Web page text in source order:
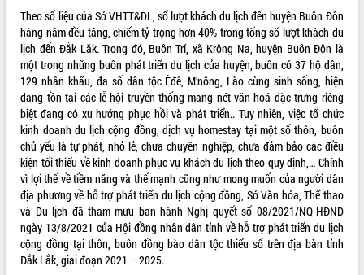
Theo số liệu của Sở VHTT&DL, số lượt khách du lịch đến huyện Buôn Đôn
hàng năm đều tăng, chiếm tỷ trọng hơn 40% trong tổng số lượt khách du
lịch đến Đắk Lắk. Trong đó, Buôn Trí, xã Krông Na, huyện Buôn Đôn là
một trong những buôn phát triển du lịch của huyện, buôn có 37 hộ dân,
129 nhân khẩu, đa số dân tộc Êđê, M’nông, Lào cùng sinh sống, hiện
đang tồn tại các lễ hội truyền thống mang nét văn hoá đặc trưng riêng
biệt đang có xu hướng phục hồi và phát triển.. Tuy nhiên, việc tổ chức
kinh doanh du lịch cộng đồng, dịch vụ homestay tại một số thôn, buôn
chủ yếu là tự phát, nhỏ lẻ, chưa chuyên nghiệp, chưa đảm bảo các điều
kiện tối thiểu về kinh doanh phục vụ khách du lịch theo quy định,… Chính
vì lợi thế về tiềm năng và thế mạnh cũng như mong muốn của người dân
địa phương về hỗ trợ phát triển du lịch cộng đồng, Sở Văn hóa, Thể thao
và Du lịch đã tham mưu ban hành Nghị quyết số 08/2021/NQ-HĐND
ngày 13/8/2021 của Hội đồng nhân dân tỉnh về hỗ trợ phát triển du lịch
cộng đồng tại thôn, buôn đồng bào dân tộc thiểu số trên địa bàn tỉnh
Đắk Lắk, giai đoạn 2021 – 2025.